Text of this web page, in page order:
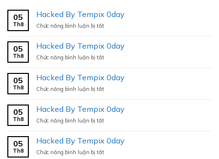
05
Th8
Hacked By Tempix 0day
Chức năng bình luận bị tắtở
Tempix
0day
05
Th8
Hacked By Tempix 0day
Chức năng bình luận bị tắtở
Tempix
0day
05
Th8
Hacked By Tempix 0day
Chức năng bình luận bị tắtở
Tempix
0day
05
Th8
Hacked By Tempix 0day
Chức năng bình luận bị tắtở
Tempix
0day
05
Th8
Hacked By Tempix 0day
Chức năng bình luận bị tắtở